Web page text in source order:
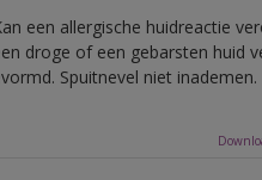
een allergische huidreactie
droge of een gebarsten huid
Spuitnevel niet inademen.